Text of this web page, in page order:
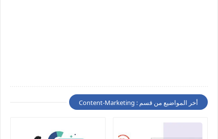
أخر المواضيع من قسم : Content-Marketing